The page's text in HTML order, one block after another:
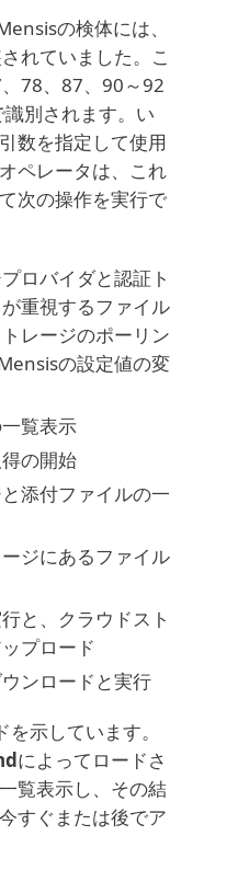
の検体には、
れていました。こ
78、87、90～92
別されます。い
数を指定して使用
ペレータは、これ
次の操作を実行で
ロバイダと認証ト
重視するファイル
レージのポーリン
の設定値の変
覧表示
の開始
添付ファイルの一
ジにあるファイル
と、クラウドスト
プロード
ンロードと実行
示しています。
によってロードさ
覧表示し、その結
すぐまたは後でア